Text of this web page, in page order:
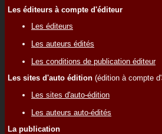
Les éditeurs à compte d'éditeur
Les éditeurs
Les auteurs édités
Les conditions de publication éditeur
Les sites d'auto édition (édition à compte
Les sites d'auto-édition
Les auteurs auto-édités
La publication